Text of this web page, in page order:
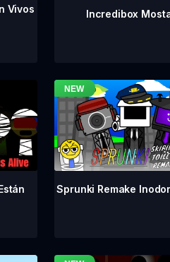
Vivos Incredibox
Sprunki Remake